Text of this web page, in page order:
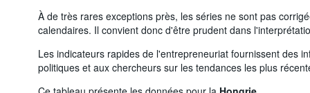
À de très rares exceptions près, les séries ne sont pas
calendaires. Il convient donc d'être prudent dans
Les indicateurs rapides de l'entrepreneuriat fournissent des
politiques et aux chercheurs sur les tendances les plus